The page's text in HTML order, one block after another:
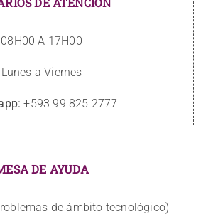
08H00 A 17H00
Lunes a Viernes
+593 99 825 2777
DE AYUDA
de ámbito tecnológico)